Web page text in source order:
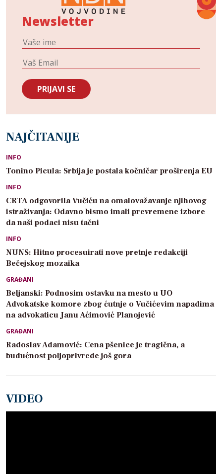
Newsletter
NAJČITANIJE
INFO
Tonino Picula: Srbija je postala kočničar proširenja EU
INFO
CRTA odgovorila Vučiću na omalovažavanje njihovog
istraživanja: Odavno bismo imali prevremene izbore
da naši podaci nisu tačni
INFO
NUNS: Hitno procesuirati nove pretnje redakciji
Bečejskog mozaika
GRAĐANI
Beljanski: Podnosim ostavku na mesto u UO
Advokatske komore zbog ćutnje o Vučićevim napadima
na advokaticu Janu Aćimović Planojević
GRAĐANI
Radoslav Adamović: Cena pšenice je tragična, a
budućnost poljoprivrede još gora
VIDEO